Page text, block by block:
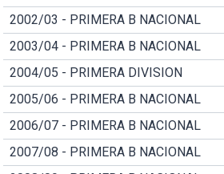
2002/03 - PRIMERA B NACIONAL
2003/04 - PRIMERA B NACIONAL
2004/05 - PRIMERA DIVISION
2005/06 - PRIMERA B NACIONAL
2006/07 - PRIMERA B NACIONAL
2007/08 - PRIMERA B NACIONAL